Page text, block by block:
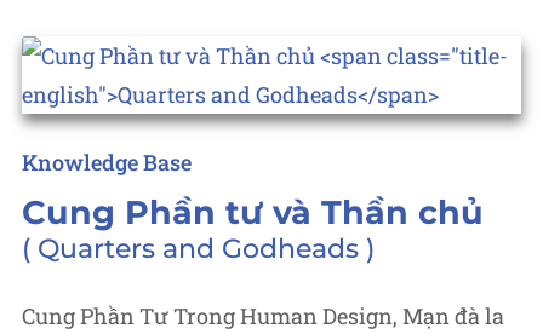
Posted
in
Knowledge Base
Cung Phần tư và Thần chủ
Quarters and Godheads
Cung Phần Tư Trong Human Design, Mạn đà la